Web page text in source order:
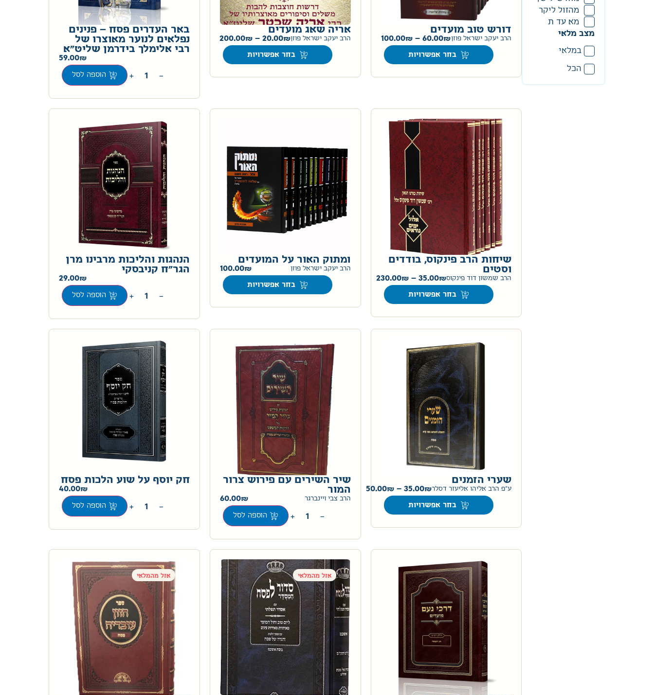
מהזול ליקר
מא עד ת
מצב מלאי
במלאי
הכל
דורש טוב מועדים
הרב יעקב ישראל פוזן 60.00
–
100.00
בחר אפשרויות
אריה שאג מועדים
הרב יעקב ישראל פוזן 20.00
–
200.00
בחר אפשרויות
באר העדרים פסח – פנינים
נפלאים לנוער מאוצרו של
רבי אלימלך בידרמן שליט"א
59.00
−
+ הוספה לסל
שיחות הרב פינקוס, בודדים
וסטים
הרב שמשון דוד פינקוס 35.00
–
230.00
בחר אפשרויות
ומתוק האור על המועדים
הרב יעקב ישראל פוזן 100.00
בחר אפשרויות
הנהגות והליכות מרבינו מרן
הגר"ח קניבסקי
29.00
−
+ הוספה לסל
שערי הזמנים
ע"פ הרב אליהו אליעזר דסלר 35.00
–
50.00
בחר אפשרויות
שיר השירים עם פירוש צרור
המור
הרב צבי ויינברגר 60.00
−
+ הוספה לסל
חק יוסף על שוע הלכות פסח
40.00
−
+ הוספה לסל
אזל מהמלאי אזל מהמלאי